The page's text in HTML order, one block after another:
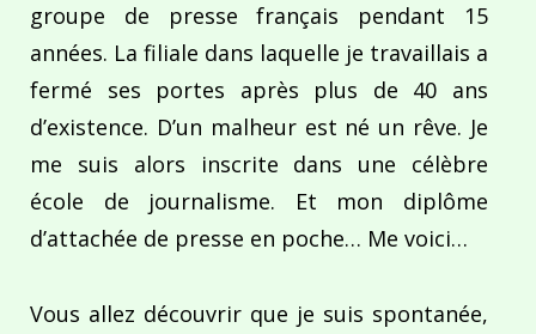
groupe de presse français pendant 15
années. La filiale dans laquelle je travaillais a
fermé ses portes après plus de 40 ans
d’existence. D’un malheur est né un rêve. Je
me suis alors inscrite dans une célèbre
école de journalisme. Et mon diplôme
d’attachée de presse en poche… Me voici…
Vous allez découvrir que je suis spontanée,